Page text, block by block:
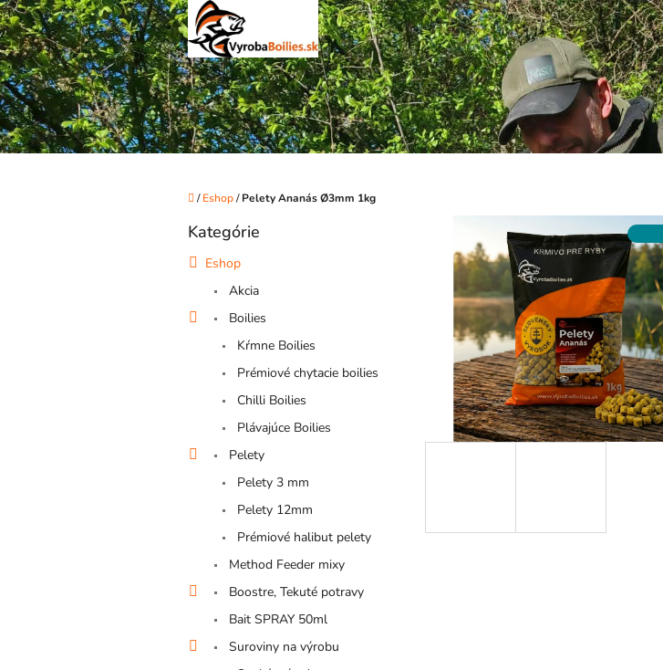
Prejsť
na
obsah
Domov
/ Eshop/ Pelety Ananás Ø3mm 1kg
Preskočiť
Kategórie
Eshop
Akcia
Boilies
Kŕmne Boilies
Prémiové chytacie boilies
Chilli Boilies
Plávajúce Boilies
Pelety
Pelety 3 mm
Pelety 12mm
Prémiové halibut pelety
Method Feeder mixy
Boostre, Tekuté potravy
Bait SPRAY 50ml
Suroviny na výrobu